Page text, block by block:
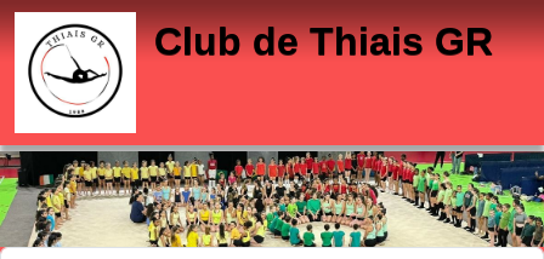
Club de Thiais GR
Panneau de gestion des cookies